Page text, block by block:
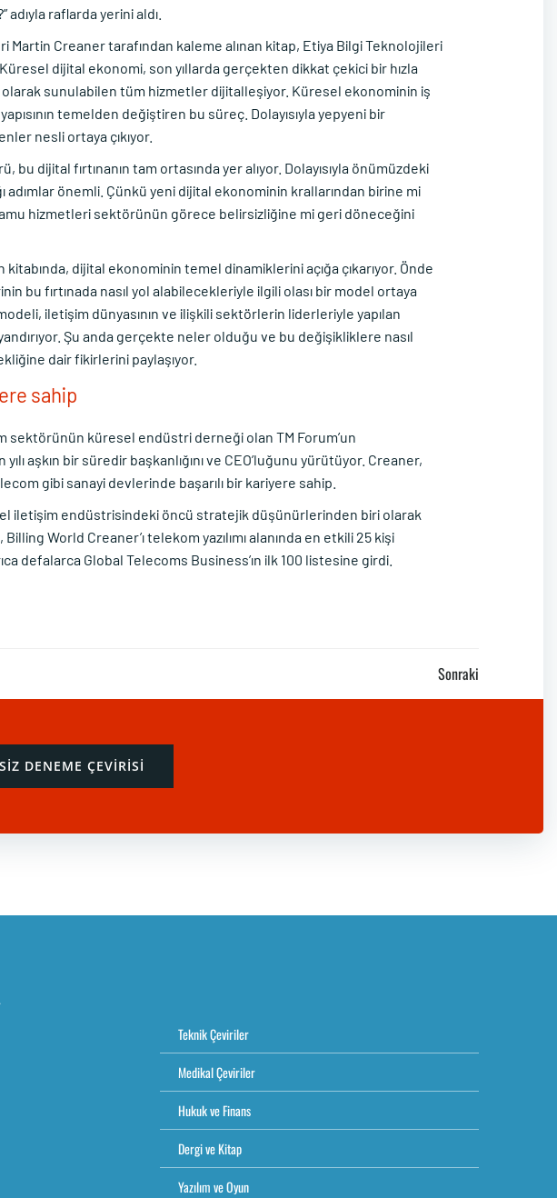
adıyla raflarda yerini aldı.
Martin Creaner tarafından kaleme alınan kitap, Etiya Bilgi Teknolojileri
Küresel dijital ekonomi, son yıllarda gerçekten dikkat çekici bir hızla
sunulabilen tüm hizmetler dijitalleşiyor. Küresel ekonominin iş
temelden değiştiren bu süreç. Dolayısıyla yepyeni bir
nesli ortaya çıkıyor.
bu dijital fırtınanın tam ortasında yer alıyor. Dolayısıyla önümüzdeki
adımlar önemli. Çünkü yeni dijital ekonominin krallarından birine mi
hizmetleri sektörünün görece belirsizliğine mi geri döneceğini
dijital ekonominin temel dinamiklerini açığa çıkarıyor. Önde
bu fırtınada nasıl yol alabilecekleriyle ilgili olası bir model ortaya
iletişim dünyasının ve ilişkili sektörlerin liderleriyle yapılan
Şu anda gerçekte neler olduğu ve bu değişikliklere nasıl
dair fikirlerini paylaşıyor.
sahip
sektörünün küresel endüstri derneği olan TM Forum’un
aşkın bir süredir başkanlığını ve CEO’luğunu yürütüyor. Creaner,
gibi sanayi devlerinde başarılı bir kariyere sahip.
iletişim endüstrisindeki öncü stratejik düşünürlerinden biri olarak
World Creaner’ı telekom yazılımı alanında en etkili 25 kişi
defalarca Global Telecoms Business’ın ilk 100 listesine girdi.
Sonraki
DENEME ÇEVIRISI
Teknik Çeviriler
Medikal Çeviriler
Hukuk ve Finans
Dergi ve Kitap
Yazılım ve Oyun